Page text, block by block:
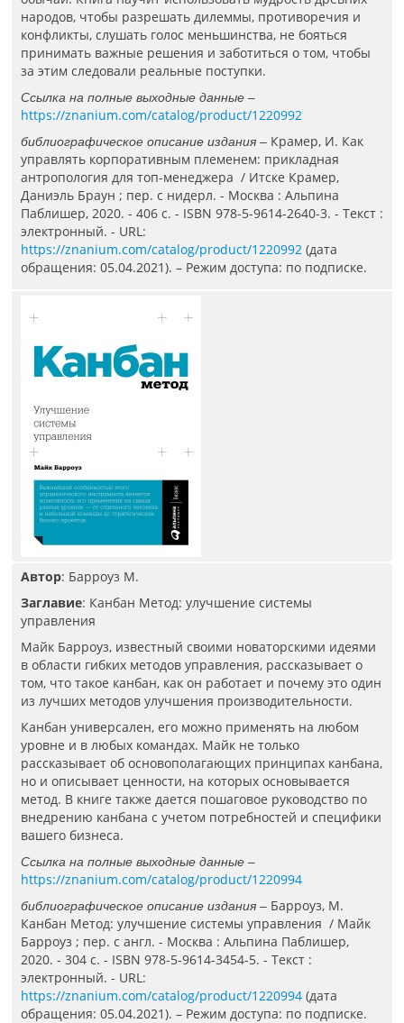
народов, чтобы разрешать дилеммы, противоречия и
конфликты, слушать голос меньшинства, не бояться
принимать важные решения и заботиться о том, чтобы
за этим следовали реальные поступки.
Ссылка на полные выходные данные –
https://znanium.com/catalog/product/1220992
библиографическое описание издания – Крамер, И. Как
управлять корпоративным племенем: прикладная
антропология для топ-менеджера / Итске Крамер,
Даниэль Браун ; пер. с нидерл. - Москва : Альпина
Паблишер, 2020. - 406 с. - ISBN 978-5-9614-2640-3. - Текст :
электронный. - URL:
https://znanium.com/catalog/product/1220992 (дата
обращения: 05.04.2021). – Режим доступа: по подписке.
Автор: Барроуз М.
Заглавие: Канбан Метод: улучшение системы
управления
Майк Барроуз, известный своими новаторскими идеями
в области гибких методов управления, рассказывает о
том, что такое канбан, как он работает и почему это один
из лучших методов улучшения производительности.
Канбан универсален, его можно применять на любом
уровне и в любых командах. Майк не только
рассказывает об основополагающих принципах канбана,
но и описывает ценности, на которых основывается
метод. В книге также дается пошаговое руководство по
внедрению канбана с учетом потребностей и специфики
вашего бизнеса.
Ссылка на полные выходные данные –
https://znanium.com/catalog/product/1220994
библиографическое описание издания – Барроуз, М.
Канбан Метод: улучшение системы управления / Майк
Барроуз ; пер. с англ. - Москва : Альпина Паблишер,
2020. - 304 с. - ISBN 978-5-9614-3454-5. - Текст :
электронный. - URL:
https://znanium.com/catalog/product/1220994 (дата
обращения: 05.04.2021). – Режим доступа: по подписке.